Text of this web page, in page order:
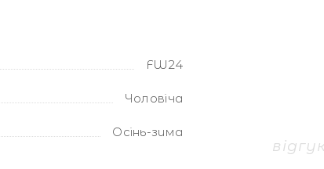
FW24
Чоловіча
Осінь-зима